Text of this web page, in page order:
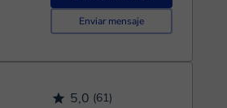
Enviar mensaje
5,0 (61)